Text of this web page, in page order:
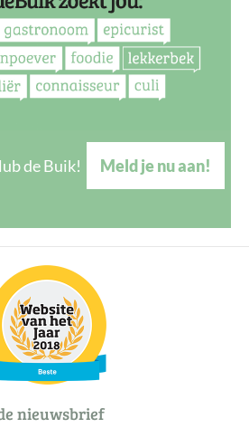
de Buik! Meld je nu aan!
nieuwsbrief